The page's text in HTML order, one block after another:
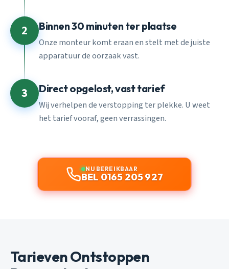
2 Binnen 30 minuten ter plaatse
Onze monteur komt eraan en stelt met de juiste
apparatuur de oorzaak vast.
3 Direct opgelost, vast tarief
Wij verhelpen de verstopping ter plekke. U weet
het tarief vooraf, geen verrassingen.
NU BEREIKBAAR
BEL 0165 205 927
Tarieven Ontstoppen